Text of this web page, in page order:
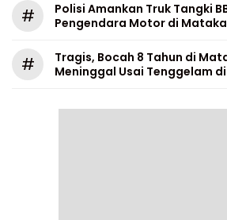
#
Polisi Amankan Truk Tangki
Pengendara Motor di
#
Tragis, Bocah 8 Tahun di
Meninggal Usai Tenggelam